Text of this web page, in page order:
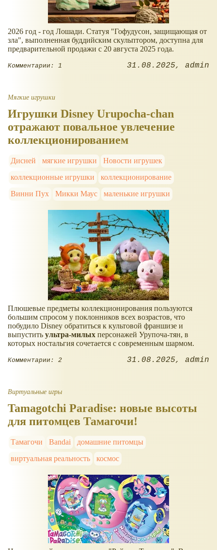
2026 год - год Лошади. Статуя "Гофудусон, защищающая от
зла", выполненная буддийским скульптором, доступна для
предварительной продажи с 20 августа 2025 года.
Комментарии: 1 31.08.2025 admin
Мягкие игрушки
Игрушки Disney Urupocha‑chan
отражают повальное увлечение
коллекционированием
Дисней мягкие игрушки
Новости игрушек
коллекционные игрушки
коллекционирование
Винни Пух
Микки Маус маленькие игрушки
Плюшевые предметы коллекционирования пользуются
большим спросом у поклонников всех возрастов, что
побудило Disney обратиться к культовой франшизе и
выпустить ультра-милых персонажей Урупоча‑тян, в
которых ностальгия сочетается с современным шармом.
Комментарии: 2 31.08.2025 admin
Виртуальные игры
Tamagotchi Paradise: новые высоты
для питомцев Тамагочи!
Тамагочи Bandai
домашние питомцы
виртуальная реальность
космос